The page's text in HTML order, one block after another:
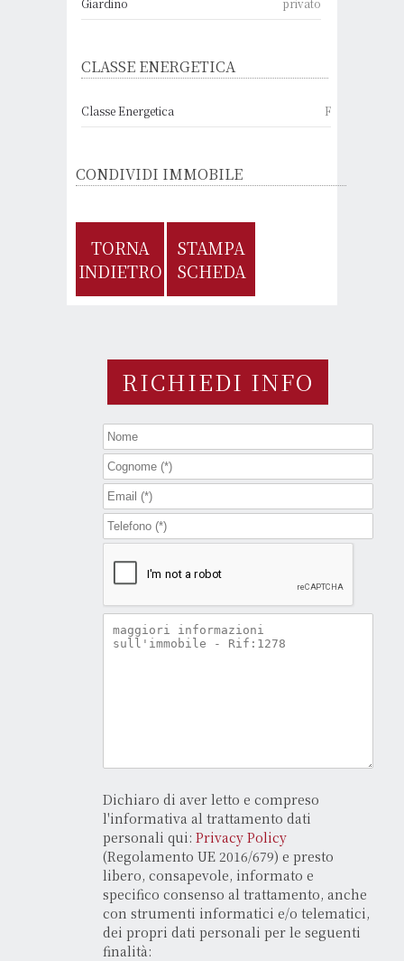
CLASSE ENERGETICA
Classe Energetica F
CONDIVIDI IMMOBILE
TORNA
INDIETRO
STAMPA
SCHEDA
RICHIEDI INFO
Dichiaro di aver letto e compreso
l'informativa al trattamento dati
personali qui: Privacy Policy
(Regolamento UE 2016/679) e presto
libero, consapevole, informato e
specifico consenso al trattamento, anche
con strumenti informatici e/o telematici,
dei propri dati personali per le seguenti
finalità: